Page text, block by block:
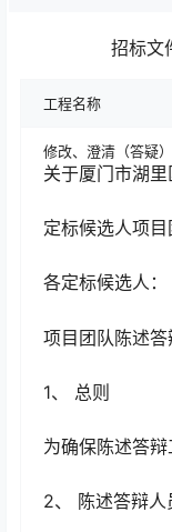
招标文
工程名称
修改、澄清（答疑
关于厦门市湖
定标候选人项
各定标候选人：
项目团队陈述
1、 总则
为确保陈述答
2、 陈述答辩人